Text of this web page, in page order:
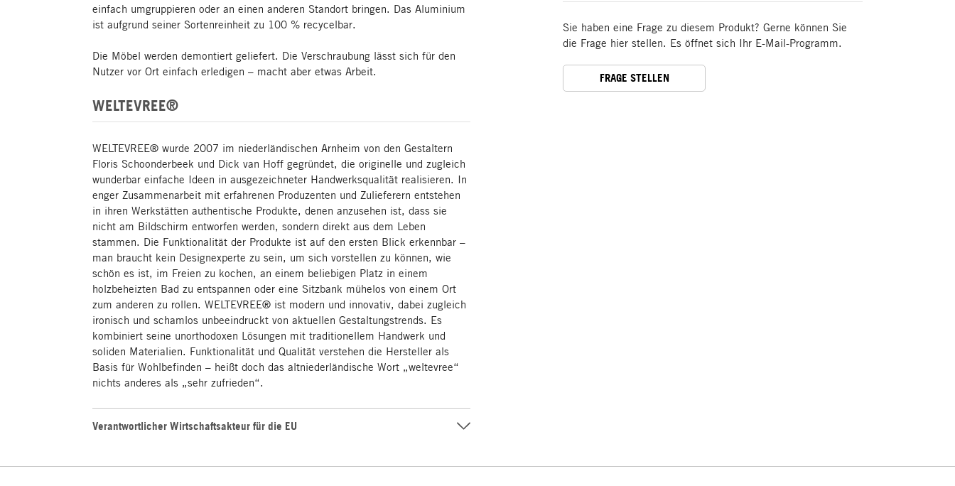
einfach umgruppieren oder an einen anderen Standort bringen. Das Aluminium
ist aufgrund seiner Sortenreinheit zu 100 % recycelbar.
Die Möbel werden demontiert geliefert. Die Verschraubung lässt sich für den
Nutzer vor Ort einfach erledigen – macht aber etwas Arbeit.
WELTEVREE®
WELTEVREE® wurde 2007 im niederländischen Arnheim von den Gestaltern
Floris Schoonderbeek und Dick van Hoff gegründet, die originelle und zugleich
wunderbar einfache Ideen in ausgezeichneter Handwerksqualität realisieren. In
enger Zusammenarbeit mit erfahrenen Produzenten und Zulieferern entstehen
in ihren Werkstätten authentische Produkte, denen anzusehen ist, dass sie
nicht am Bildschirm entworfen werden, sondern direkt aus dem Leben
stammen. Die Funktionalität der Produkte ist auf den ersten Blick erkennbar –
man braucht kein Designexperte zu sein, um sich vorstellen zu können, wie
schön es ist, im Freien zu kochen, an einem beliebigen Platz in einem
holzbeheizten Bad zu entspannen oder eine Sitzbank mühelos von einem Ort
zum anderen zu rollen. WELTEVREE® ist modern und innovativ, dabei zugleich
ironisch und schamlos unbeeindruckt von aktuellen Gestaltungstrends. Es
kombiniert seine unorthodoxen Lösungen mit traditionellem Handwerk und
soliden Materialien. Funktionalität und Qualität verstehen die Hersteller als
Basis für Wohlbefinden – heißt doch das altniederländische Wort „weltevree“
nichts anderes als „sehr zufrieden“.
Verantwortlicher Wirtschaftsakteur für die EU
Sie haben eine Frage zu diesem Produkt? Gerne können Sie
die Frage hier stellen. Es öffnet sich Ihr E-Mail-Programm.
FRAGE STELLEN